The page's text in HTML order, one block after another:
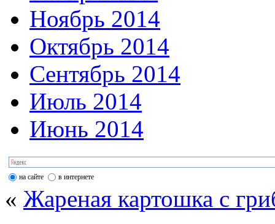
Ноябрь 2014
Октябрь 2014
Сентябрь 2014
Июль 2014
Июнь 2014
на сайте в интернете
« Жареная картошка с